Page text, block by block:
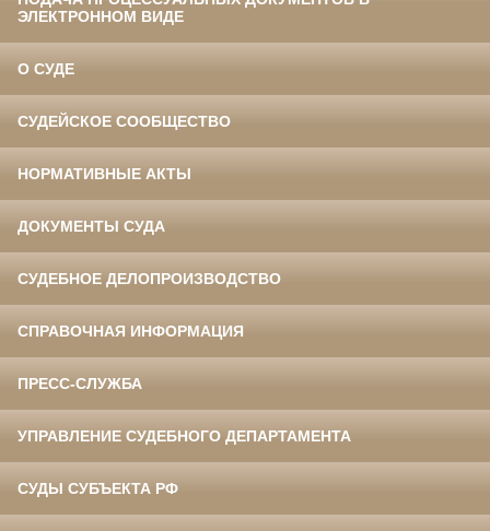
ЭЛЕКТРОННОМ ВИДЕ
О СУДЕ
СУДЕЙСКОЕ СООБЩЕСТВО
НОРМАТИВНЫЕ АКТЫ
ДОКУМЕНТЫ СУДА
СУДЕБНОЕ ДЕЛОПРОИЗВОДСТВО
СПРАВОЧНАЯ ИНФОРМАЦИЯ
ПРЕСС-СЛУЖБА
УПРАВЛЕНИЕ СУДЕБНОГО ДЕПАРТАМЕНТА
СУДЫ СУБЪЕКТА РФ